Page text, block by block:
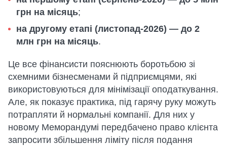
грн на місяць;
на другому етапі (листопад-2026) — до 2
млн грн на місяць.
Це все фінансисти пояснюють боротьбою зі
схемними бізнесменами й підприємцями, які
використовуються для мінімізації оподаткування.
Але, як показує практика, під гарячу руку можуть
потрапляти й нормальні компанії. Для них у
новому Меморандумі передбачено право клієнта
запросити збільшення ліміту після подання